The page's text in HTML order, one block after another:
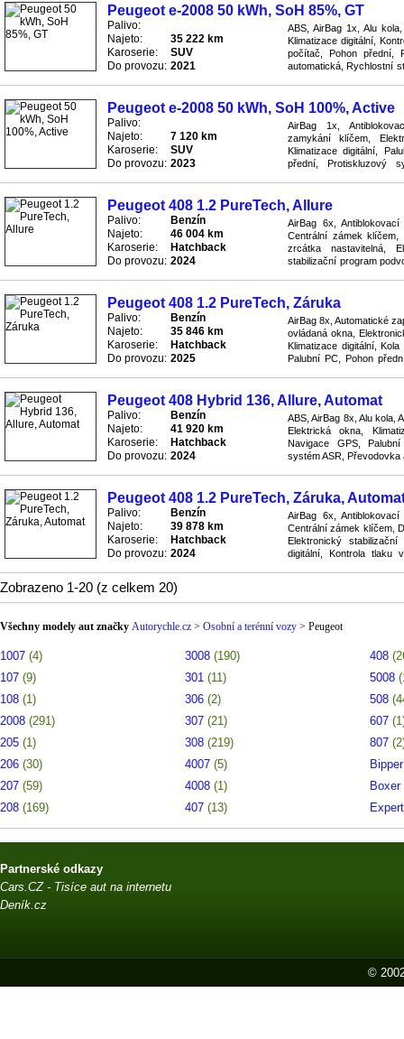
Peugeot e-2008 50 kWh, SoH 85%, GT
Palivo:
Najeto:
35 222 km
Karoserie:
SUV
Do provozu: 2021
ABS, AirBag 1x, Alu
Klimatizace digitální,
počítač, Pohon přední,
automatická, Rychlostní
Peugeot e-2008 50 kWh, SoH 100%, Active
Palivo:
Najeto:
7 120 km
Karoserie:
SUV
Do provozu: 2023
AirBag 1x,
zamykání klíčem,
Klimatizace digitální,
přední, Protiskluzový
Peugeot 408 1.2 PureTech, Allure
Palivo:
Benzín
Najeto:
46 004 km
Karoserie:
Hatchback
Do provozu: 2024
AirBag 6x,
Centrální zámek klíčem,
zrcátka nastavitelná,
stabilizační program
Peugeot 408 1.2 PureTech, Záruka
Palivo:
Benzín
Najeto:
35 846 km
Karoserie:
Hatchback
Do provozu: 2025
AirBag 8x, Automatické
ovládaná okna,
Klimatizace digitální,
Palubní PC, Pohon
Peugeot 408 Hybrid 136, Allure, Automat
Palivo:
Benzín
Najeto:
41 920 km
Karoserie:
Hatchback
Do provozu: 2024
ABS, AirBag 8x, Alu kola,
Elektrická okna,
Navigace GPS,
systém ASR,
Peugeot 408 1.2 PureTech, Záruka,
Palivo:
Benzín
Najeto:
39 878 km
Karoserie:
Hatchback
Do provozu: 2024
AirBag 6x,
Centrální zámek klíčem,
Elektronický
digitální, Kontrola tlaku
Zobrazeno 1-20 (z celkem 20)
Všechny modely aut značky Autorychle.cz > Osobní a terénní vozy > Peugeot
1007 (4)
107 (9)
108 (1)
2008 (291)
205 (1)
206 (30)
207 (59)
208 (169)
3008 (190)
301 (11)
306 (2)
307 (21)
308 (219)
4007 (5)
4008 (1)
407 (13)
408
5008
508
607
807
Boxer
Partnerské odkazy
Cars.CZ - Tisíce aut na internetu
Deník.cz
©